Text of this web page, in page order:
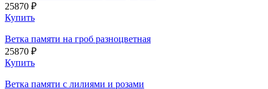
25870 ₽
Купить
Ветка памяти на гроб разноцветная
25870 ₽
Купить
Ветка памяти с лилиями и розами